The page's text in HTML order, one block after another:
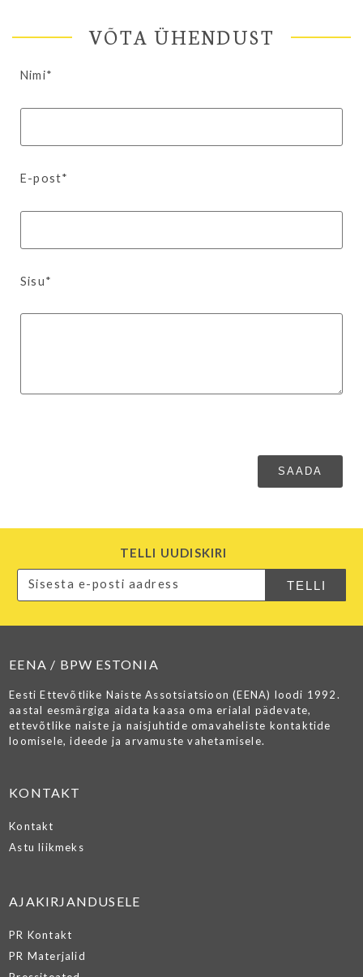
VÕTA ÜHENDUST
Nimi*
E-post*
Sisu*
TELLI UUDISKIRI
EENA / BPW ESTONIA
Eesti Ettevõtlike Naiste Assotsiatsioon (EENA) loodi 1992.
aastal eesmärgiga aidata kaasa oma erialal pädevate,
ettevõtlike naiste ja naisjuhtide omavaheliste kontaktide
loomisele, ideede ja arvamuste vahetamisele.
KONTAKT
Kontakt
Astu liikmeks
AJAKIRJANDUSELE
PR Kontakt
PR Materjalid